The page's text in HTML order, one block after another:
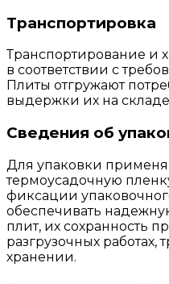
Транспортировка
Транспортирование и
в соответствии с
Плиты отгружают
выдержки их на
Сведения об
Для упаковки
термоусадочную
фиксации
обеспечивать
плит, их сохранность
разгрузочных работах,
хранении.